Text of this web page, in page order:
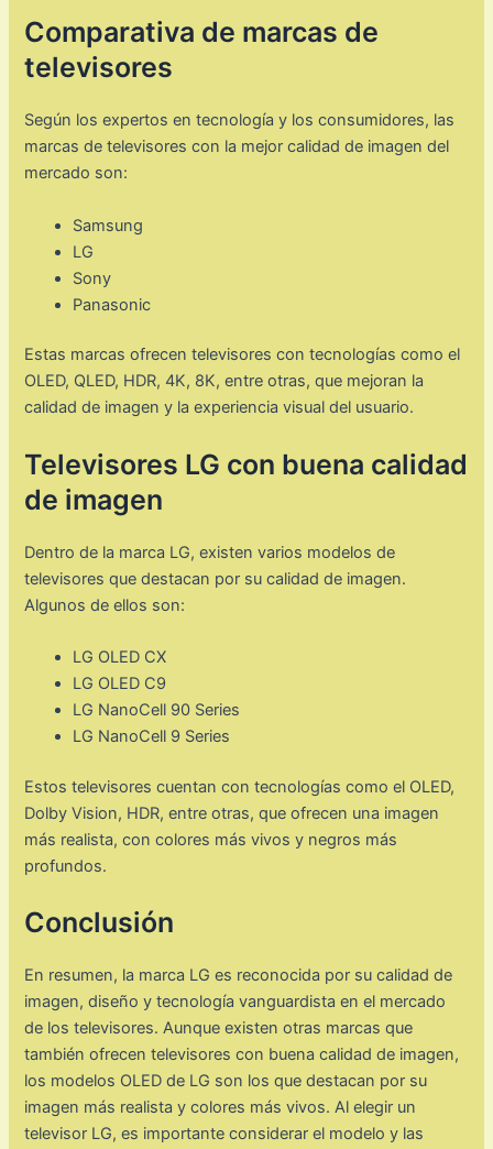
Comparativa de marcas de
televisores
Según los expertos en tecnología y los consumidores, las
marcas de televisores con la mejor calidad de imagen del
mercado son:
Samsung
LG
Sony
Panasonic
Estas marcas ofrecen televisores con tecnologías como el
OLED, QLED, HDR, 4K, 8K, entre otras, que mejoran la
calidad de imagen y la experiencia visual del usuario.
Televisores LG con buena calidad
de imagen
Dentro de la marca LG, existen varios modelos de
televisores que destacan por su calidad de imagen.
Algunos de ellos son:
LG OLED CX
LG OLED C9
LG NanoCell 90 Series
LG NanoCell 9 Series
Estos televisores cuentan con tecnologías como el OLED,
Dolby Vision, HDR, entre otras, que ofrecen una imagen
más realista, con colores más vivos y negros más
profundos.
Conclusión
En resumen, la marca LG es reconocida por su calidad de
imagen, diseño y tecnología vanguardista en el mercado
de los televisores. Aunque existen otras marcas que
también ofrecen televisores con buena calidad de imagen,
los modelos OLED de LG son los que destacan por su
imagen más realista y colores más vivos. Al elegir un
televisor LG, es importante considerar el modelo y las